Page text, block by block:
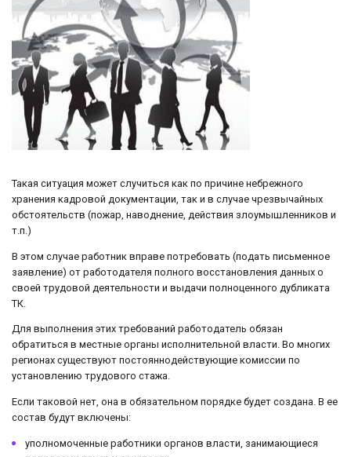
Такая ситуация может случиться как по причине небрежного
хранения кадровой документации, так и в случае чрезвычайных
обстоятельств (пожар, наводнение, действия злоумышленников и
т.п.)
В этом случае работник вправе потребовать (подать письменное
заявление) от работодателя полного восстановления данных о
своей трудовой деятельности и выдачи полноценного дубликата
ТК.
Для выполнения этих требований работодатель обязан
обратиться в местные органы исполнительной власти. Во многих
регионах существуют постояннодействующие комиссии по
установлению трудового стажа.
Если таковой нет, она в обязательном порядке будет создана. В ее
состав будут включены:
уполномоченные работники органов власти, занимающиеся